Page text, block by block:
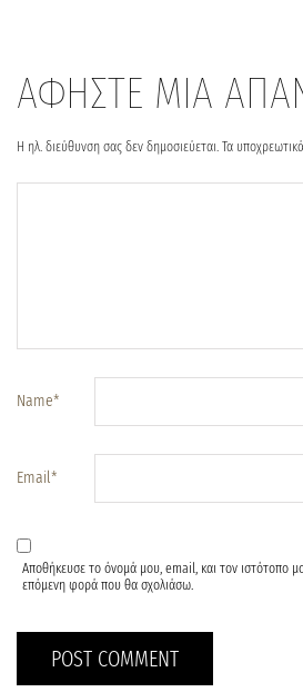
ΑΦΗΣΤΕ ΜΙΑ
Η ηλ. διεύθυνση σας δεν δημοσιεύεται. Τα
Name*
Email*
Αποθήκευσε το όνομά μου, email, και τον ιστότοπο
επόμενη φορά που θα σχολιάσω.